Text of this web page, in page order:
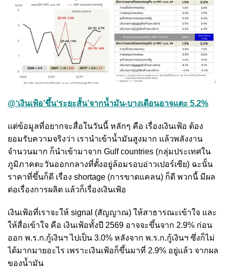
@‘เงินเฟ้อ’ขึ้น‘ระยะสั้น’จากน้ำมัน-บางเดือนอาจแตะ 5.2%
แต่ข้อมูลที่อยากจะสื่อในวันนี้ หลักๆ คือ เรื่องเงินเฟ้อ ต้อง
ยอมรับความจริงว่า เรานำเข้าน้ำมันสูงมาก แล้วพลังงาน
จำนวนมาก ก็นำเข้ามาจาก Gulf countries (กลุ่มประเทศใน
ภูมิภาคตะวันออกกลางที่ตั้งอยู่ล้อมรอบอ่าวเปอร์เซีย) ฉะนั้น
ราคาที่ขึ้นก็ดี เรื่อง shortage (การขาดแคลน) ก็ดี พวกนี้ มีผล
ต่อเรื่องการผลิต แล้วก็เรื่องเงินเฟ้อ
เงินเฟ้อที่เราจะให้ signal (สัญญาณ) ให้สาธารณะเข้าใจ และ
ให้สื่อเข้าใจ คือ เงินเฟ้อทั้งปี 2569 อาจจะขึ้นจาก 2.9% ก่อน
ออก พ.ร.ก.กู้เงินฯ ไปเป็น 3.0% หลังจาก พ.ร.ก.กู้เงินฯ ซึ่งก็ไม่
ได้มากมายอะไร เพราะเงินเฟ้อก็ขึ้นมาที่ 2.9% อยู่แล้ว จากผล
ของน้ำมัน